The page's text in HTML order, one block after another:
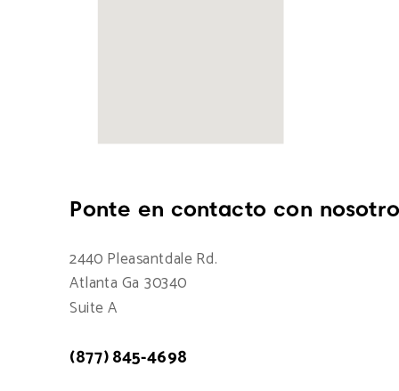
Ponte en contacto con
2440 Pleasantdale Rd.
Atlanta Ga 30340
Suite A
(877) 845-4698